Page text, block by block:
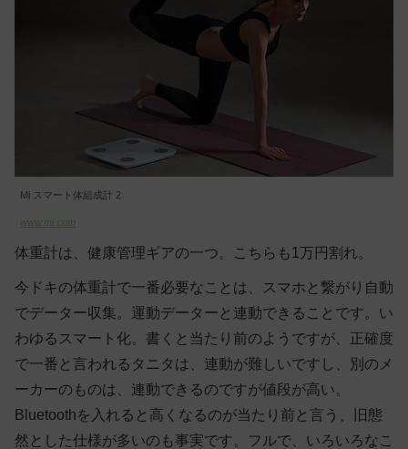
Mi スマート体組成計 2
www.mi.com
体重計は、健康管理ギアの一つ。こちらも1万円割れ。
今ドキの体重計で一番必要なことは、スマホと繋がり自動
でデーター収集。運動データーと連動できることです。い
わゆるスマート化。書くと当たり前のようですが、正確度
で一番と言われるタニタは、連動が難しいですし、別のメ
ーカーのものは、連動できるのですが値段が高い。
Bluetoothを入れると高くなるのが当たり前と言う、旧態
然とした仕様が多いのも事実です。フルで、いろいろなこ